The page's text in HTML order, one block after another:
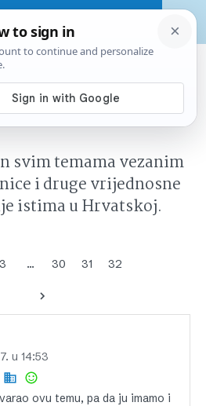
d.d.)
Hrvatska ›
THMT
svim temama vezanim
i druge vrijednosne
istima u Hrvatskoj.
3 … 30 31 32
u 14:53
ovu temu, pa da ju imamo i